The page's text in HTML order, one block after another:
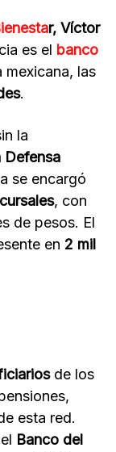
r, Víctor
es el banco
las
.
la
Defensa
se encargó
, con
de pesos. El
en 2 mil
de los
esta red.
Banco del